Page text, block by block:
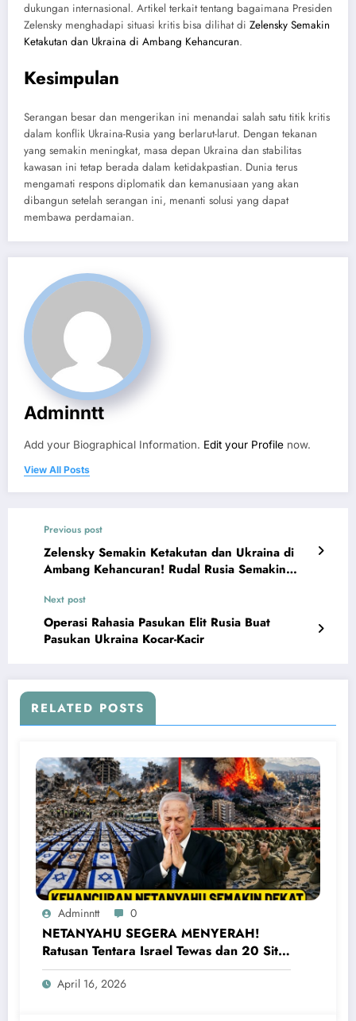
dukungan internasional. Artikel terkait tentang bagaimana Presiden
Zelensky menghadapi situasi kritis bisa dilihat di Zelensky Semakin
Ketakutan dan Ukraina di Ambang Kehancuran.
Kesimpulan
Serangan besar dan mengerikan ini menandai salah satu titik kritis
dalam konflik Ukraina-Rusia yang berlarut-larut. Dengan tekanan
yang semakin meningkat, masa depan Ukraina dan stabilitas
kawasan ini tetap berada dalam ketidakpastian. Dunia terus
mengamati respons diplomatik dan kemanusiaan yang akan
dibangun setelah serangan ini, menanti solusi yang dapat
membawa perdamaian.
Adminntt
Add your Biographical Information. Edit your Profile now.
View All Posts
Previous post
Zelensky Semakin Ketakutan dan Ukraina di
Ambang Kehancuran! Rudal Rusia Semakin
Next post
Operasi Rahasia Pasukan Elit Rusia Buat
Pasukan Ukraina Kocar-Kacir
RELATED POSTS
Adminntt 0
NETANYAHU SEGERA MENYERAH!
Ratusan Tentara Israel Tewas dan 20 Situs
Penting Meledak
April 16, 2026